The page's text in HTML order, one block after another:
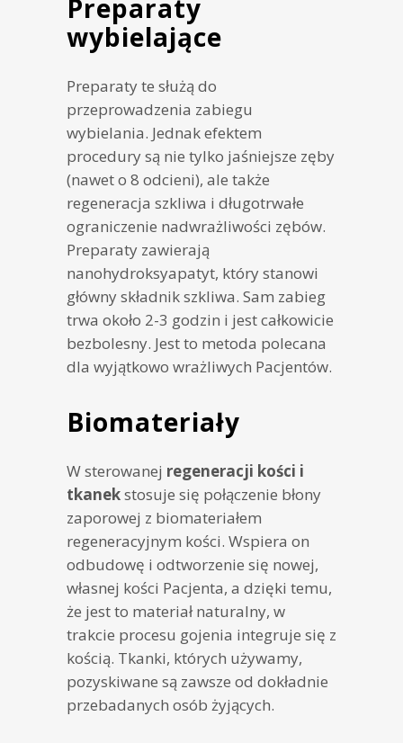
Preparaty
wybielające
Preparaty te służą do
przeprowadzenia zabiegu
wybielania. Jednak efektem
procedury są nie tylko jaśniejsze zęby
(nawet o 8 odcieni), ale także
regeneracja szkliwa i długotrwałe
ograniczenie nadwrażliwości zębów.
Preparaty zawierają
nanohydroksyapatyt, który stanowi
główny składnik szkliwa. Sam zabieg
trwa około 2-3 godzin i jest całkowicie
bezbolesny. Jest to metoda polecana
dla wyjątkowo wrażliwych Pacjentów.
Biomateriały
W sterowanej regeneracji kości i
tkanekstosuje się połączenie błony
zaporowej z biomateriałem
regeneracyjnym kości. Wspiera on
odbudowę i odtworzenie się nowej,
własnej kości Pacjenta, a dzięki temu,
że jest to materiał naturalny, w
trakcie procesu gojenia integruje się z
kością. Tkanki, których używamy,
pozyskiwane są zawsze od dokładnie
przebadanych osób żyjących.